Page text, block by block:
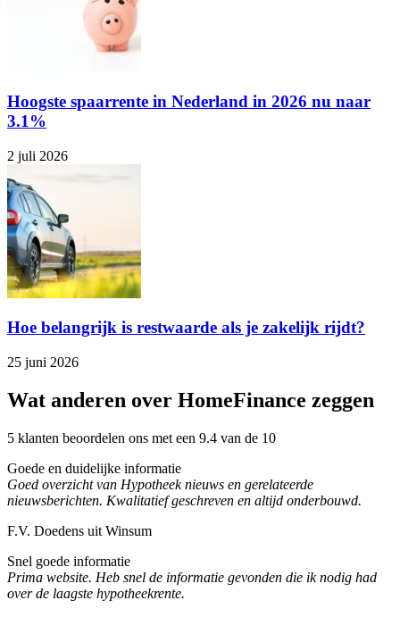
Hoogste spaarrente in Nederland in 2026 nu naar
3.1%
2 juli 2026
Hoe belangrijk is restwaarde als je zakelijk rijdt?
25 juni 2026
Wat anderen over HomeFinance zeggen
5 klanten beoordelen ons met een 9.4 van de 10
Goede en duidelijke informatie
Goed overzicht van Hypotheek nieuws en gerelateerde
nieuwsberichten. Kwalitatief geschreven en altijd onderbouwd.
F.V. Doedens uit Winsum
Snel goede informatie
Prima website. Heb snel de informatie gevonden die ik nodig had
over de laagste hypotheekrente.